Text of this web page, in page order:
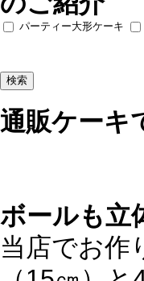
パーティー大形ケーキ
通販ケーキ
ボールも立
当店でお作